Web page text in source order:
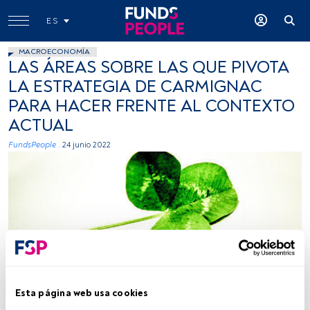
Esta página web usa cookies
ES
MACROECONOMÍA
LAS ÁREAS SOBRE LAS QUE PIVOTA
LA ESTRATEGIA DE CARMIGNAC
PARA HACER FRENTE AL CONTEXTO
ACTUAL
FundsPeople . 24 junio 2022